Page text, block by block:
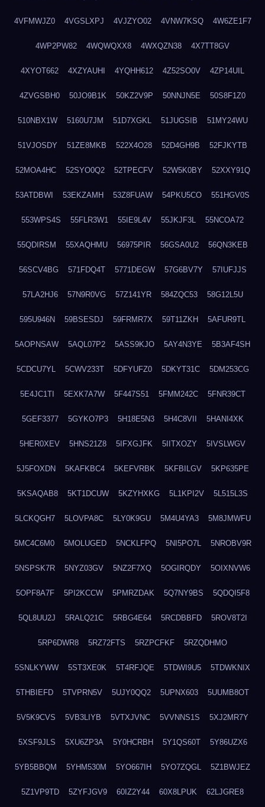
4VFMWJZ0 4VGSLXPJ 4VJZYO02 4VNW7KSQ 4W6ZE1F7
4WP2PW82 4WQWQXX8 4WXQZN38 4X7TT8GV
4XYOT662 4XZYAUHI 4YQHH612 4Z52SO0V 4ZP14UIL
4ZVGSBH0 50JO9B1K 50KZ2V9P 50NNJN5E 50S8F1Z0
510NBX1W 5160U7JM 51D7XGKL 51JUGSIB 51MY24WU
51VJOSDY 51ZE8MKB 522X4O28 52D4GH9B 52FJKYTB
52MOA4HC 52SYO0Q2 52TPECFV 52W5K0BY 52XXY91Q
53ATDBWI 53EKZAMH 53Z8FUAW 54PKU5CO 551HGV0S
553WPS4S 55FLR3W1 55IE9L4V 55JKJF3L 55NCOA72
55QDIRSM 55XAQHMU 56975PIR 56GSA0U2 56QN3KEB
56SCV4BG 571FDQ4T 5771DEGW 57G6BV7Y 57IUFJJS
57LA2HJ6 57N9R0VG 57Z141YR 584ZQC53 58G12L5U
595U946N 59BSESDJ 59FRMR7X 59T11ZKH 5AFUR9TL
5AOPNSAW 5AQL07P2 5ASS9KJO 5AY4N3YE 5B3AF4SH
5CDCU7YL 5CWV233T 5DFYUFZ0 5DKYT31C 5DM253CG
5E4JC1TI 5EXK7A7W 5F447S51 5FMM242C 5FNR39CT
5GEF3377 5GYKO7P3 5H18E5N3 5H4C8VII 5HANI4XK
5HER0XEV 5HNS21Z8 5IFXGJFK 5IITXOZY 5IVSLWGV
5J5FOXDN 5KAFKBC4 5KEFVRBK 5KFBILGV 5KP635PE
5KSAQAB8 5KT1DCUW 5KZYHXKG 5L1KPI2V 5L515L3S
5LCKQGH7 5LOVPA8C 5LY0K9GU 5M4U4YA3 5M8JMWFU
5MC4C6M0 5MOLUGED 5NCKLFPQ 5NI5PO7L 5NROBV9R
5NSPSK7R 5NYZ03GV 5NZ2F7XQ 5OGIRQDY 5OIXNVW6
5OPF8A7F 5PI2KCCW 5PMRZDAK 5Q7NY9BS 5QDQI5F8
5QL8UU2J 5RALQ21C 5RBG4E64 5RCDBBFD 5ROV8T2I
5RP6DWR8 5RZ72FTS 5RZPCFKF 5RZQDHMO
5SNLKYWW 5ST3XE0K 5T4RFJQE 5TDWI9U5 5TDWKNIX
5THBIEFD 5TVPRN5V 5UJY0QQ2 5UPNX603 5UUMB8OT
5V5K9CVS 5VB3LIYB 5VTXJVNC 5VVNNS1S 5XJ2MR7Y
5XSF9JLS 5XU6ZP3A 5Y0HCRBH 5Y1QS60T 5Y86UZX6
5YB5BBQM 5YHM530M 5YO667IH 5YO7ZQGL 5Z1BWJEZ
5Z1VP9TD 5ZYFJGV9 60IZ2Y44 60X8LPUK 62LJGRE8